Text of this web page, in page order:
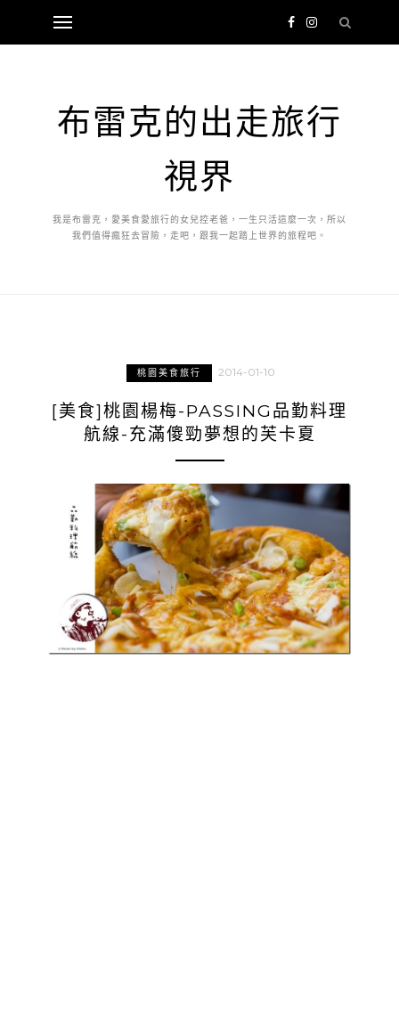
布雷克的出走旅行
視界
我是布雷克，愛美食愛旅行的女兒控老爸，一生只活這麼一次，所以
我們值得瘋狂去冒險，走吧，跟我一起踏上世界的旅程吧。
桃園美食旅行 2014-01-10
[美食]桃園楊梅-PASSING品勤料理
航線-充滿傻勁夢想的芙卡夏